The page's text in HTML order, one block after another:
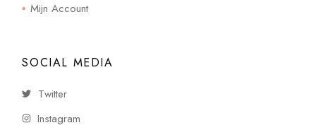
Mijn Account
SOCIAL MEDIA
Twitter
Instagram